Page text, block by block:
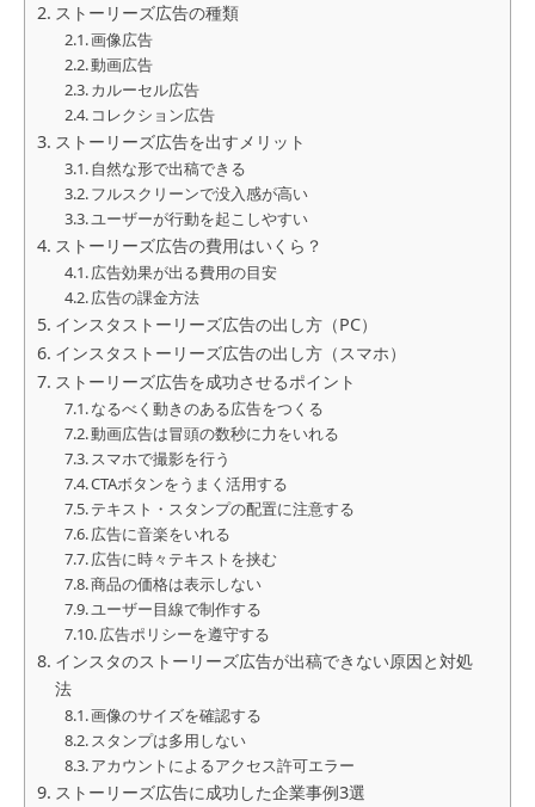
ストーリーズ広告の種類
画像広告
動画広告
カルーセル広告
コレクション広告
ストーリーズ広告を出すメリット
自然な形で出稿できる
フルスクリーンで没入感が高い
ユーザーが行動を起こしやすい
ストーリーズ広告の費用はいくら？
広告効果が出る費用の目安
広告の課金方法
インスタストーリーズ広告の出し方（PC）
インスタストーリーズ広告の出し方（スマホ）
ストーリーズ広告を成功させるポイント
なるべく動きのある広告をつくる
動画広告は冒頭の数秒に力をいれる
スマホで撮影を行う
CTAボタンをうまく活用する
テキスト・スタンプの配置に注意する
広告に音楽をいれる
広告に時々テキストを挟む
商品の価格は表示しない
ユーザー目線で制作する
広告ポリシーを遵守する
インスタのストーリーズ広告が出稿できない原因と対処
法
画像のサイズを確認する
スタンプは多用しない
アカウントによるアクセス許可エラー
ストーリーズ広告に成功した企業事例3選